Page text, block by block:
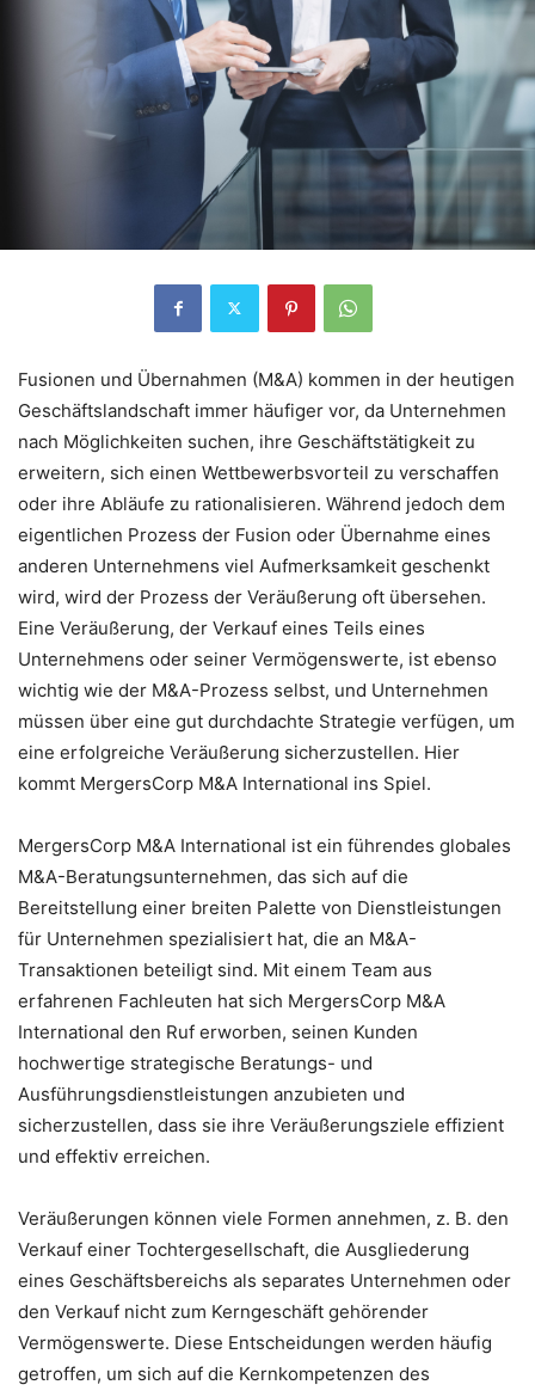
Fusionen und Übernahmen (M&A) kommen in der heutigen
Geschäftslandschaft immer häufiger vor, da Unternehmen
nach Möglichkeiten suchen, ihre Geschäftstätigkeit zu
erweitern, sich einen Wettbewerbsvorteil zu verschaffen
oder ihre Abläufe zu rationalisieren. Während jedoch dem
eigentlichen Prozess der Fusion oder Übernahme eines
anderen Unternehmens viel Aufmerksamkeit geschenkt
wird, wird der Prozess der Veräußerung oft übersehen.
Eine Veräußerung, der Verkauf eines Teils eines
Unternehmens oder seiner Vermögenswerte, ist ebenso
wichtig wie der M&A-Prozess selbst, und Unternehmen
müssen über eine gut durchdachte Strategie verfügen, um
eine erfolgreiche Veräußerung sicherzustellen. Hier
kommt MergersCorp M&A International ins Spiel.
MergersCorp M&A International ist ein führendes globales
M&A-Beratungsunternehmen, das sich auf die
Bereitstellung einer breiten Palette von Dienstleistungen
für Unternehmen spezialisiert hat, die an M&A-
Transaktionen beteiligt sind. Mit einem Team aus
erfahrenen Fachleuten hat sich MergersCorp M&A
International den Ruf erworben, seinen Kunden
hochwertige strategische Beratungs- und
Ausführungsdienstleistungen anzubieten und
sicherzustellen, dass sie ihre Veräußerungsziele effizient
und effektiv erreichen.
Veräußerungen können viele Formen annehmen, z. B. den
Verkauf einer Tochtergesellschaft, die Ausgliederung
eines Geschäftsbereichs als separates Unternehmen oder
den Verkauf nicht zum Kerngeschäft gehörender
Vermögenswerte. Diese Entscheidungen werden häufig
getroffen, um sich auf die Kernkompetenzen des